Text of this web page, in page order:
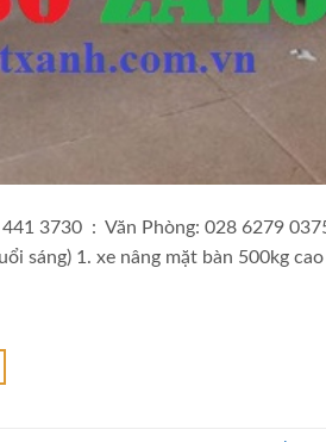
3730 : Văn Phòng: 028 6279
sáng) 1. xe nâng mặt bàn 500kg